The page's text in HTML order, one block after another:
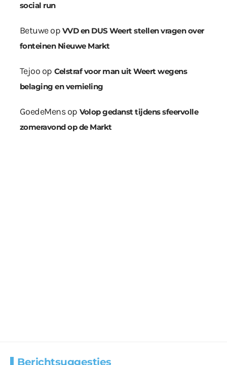
social run
Betuweop VVD en DUS Weert stellen vragen over
fonteinen Nieuwe Markt
Tejoo op Celstraf voor man uit Weert wegens
belaging en vernieling
GoedeMensop Volop gedanst tijdens sfeervolle
zomeravond op de Markt
Berichtsuggesties